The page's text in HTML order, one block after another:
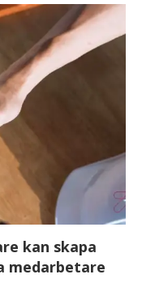
kan skapa
medarbetare